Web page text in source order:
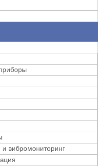
вибромониторинг